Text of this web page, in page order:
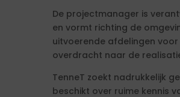
De projectmanager is
en vormt richting de
uitvoerende afdelingen
overdracht naar de
TenneT zoekt nadrukkelijk
beschikt over ruime kennis